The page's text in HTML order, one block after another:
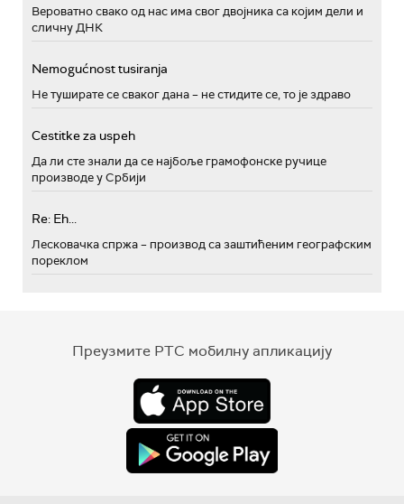
Вероватно свако од нас има свог двојника са којим дели и
сличну ДНК
Nemogućnost tusiranja
Не туширате се сваког дана – не стидите се, то је здраво
Cestitke za uspeh
Да ли сте знали да се најбоље грамофонске ручице
производе у Србији
Re: Eh...
Лесковачка спржа – производ са заштићеним географским
пореклом
Преузмите РТС мобилну апликацију